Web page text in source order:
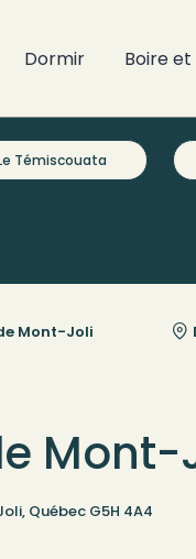
Dormir Boire
Témiscouata
Mont-Joli
Mont-
Québec G5H 4A4